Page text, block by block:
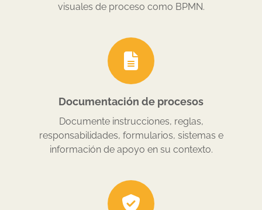
visuales de proceso como BPMN.
Documentación de procesos
Documente instrucciones, reglas,
responsabilidades, formularios, sistemas e
información de apoyo en su contexto.